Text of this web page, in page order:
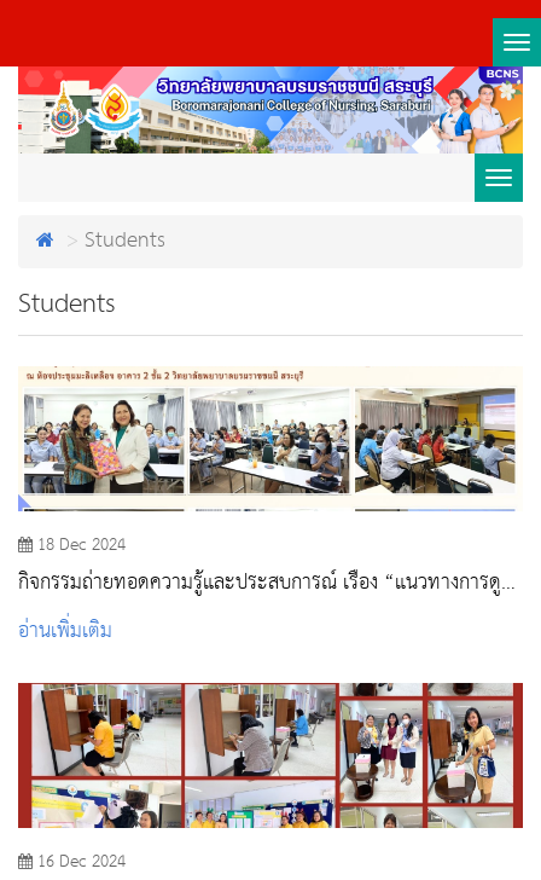
Students
Students
18 Dec 2024
กิจกรรมถ่ายทอดความรู้และประสบการณ์ เรื่อง “แนวทางการดูแล
ช่วยเหลือและป้องกันภาวะซึมเศร้าในนักศึกษาพยาบาล”
อ่านเพิ่มเติม
16 Dec 2024